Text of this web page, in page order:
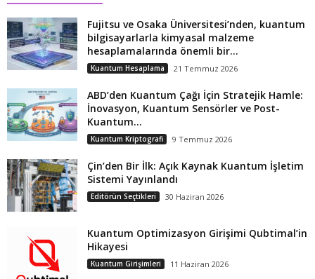
Fujitsu ve Osaka Üniversitesi’nden, kuantum
bilgisayarlarla kimyasal malzeme
hesaplamalarında önemli bir...
Kuantum Hesaplama 21 Temmuz 2026
ABD’den Kuantum Çağı İçin Stratejik Hamle:
İnovasyon, Kuantum Sensörler ve Post-
Kuantum...
Kuantum Kriptografi 9 Temmuz 2026
Çin’den Bir İlk: Açık Kaynak Kuantum İşletim
Sistemi Yayınlandı
Editörün Seçtikleri 30 Haziran 2026
Kuantum Optimizasyon Girişimi Qubtimal’in
Hikayesi
Kuantum Girişimleri 11 Haziran 2026